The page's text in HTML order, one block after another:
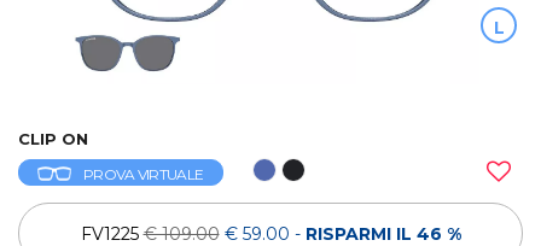
L
CLIP ON
PROVA VIRTUALE
FV1225€ 109.00 € 59.00 - RISPARMI IL 46 %